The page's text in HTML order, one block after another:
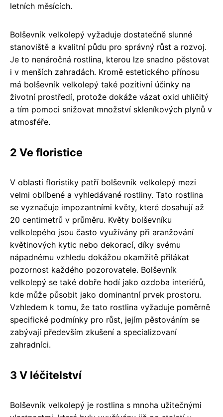
letních měsících.
Bolševník velkolepý vyžaduje dostatečně slunné
stanoviště a kvalitní půdu pro správný růst a rozvoj.
Je to nenáročná rostlina, kterou lze snadno pěstovat
i v menších zahradách. Kromě estetického přínosu
má bolševník velkolepý také pozitivní účinky na
životní prostředí, protože dokáže vázat oxid uhličitý
a tím pomoci snižovat množství skleníkových plynů v
atmosféře.
2 Ve floristice
V oblasti floristiky patří bolševník velkolepý mezi
velmi oblíbené a vyhledávané rostliny. Tato rostlina
se vyznačuje impozantními květy, které dosahují až
20 centimetrů v průměru. Květy bolševníku
velkolepého jsou často využívány při aranžování
květinových kytic nebo dekorací, díky svému
nápadnému vzhledu dokážou okamžitě přilákat
pozornost každého pozorovatele. Bolševník
velkolepý se také dobře hodí jako ozdoba interiérů,
kde může působit jako dominantní prvek prostoru.
Vzhledem k tomu, že tato rostlina vyžaduje poměrně
specifické podmínky pro růst, jejím pěstováním se
zabývají především zkušení a specializovaní
zahradníci.
3 V léčitelství
Bolševník velkolepý je rostlina s mnoha užitečnými